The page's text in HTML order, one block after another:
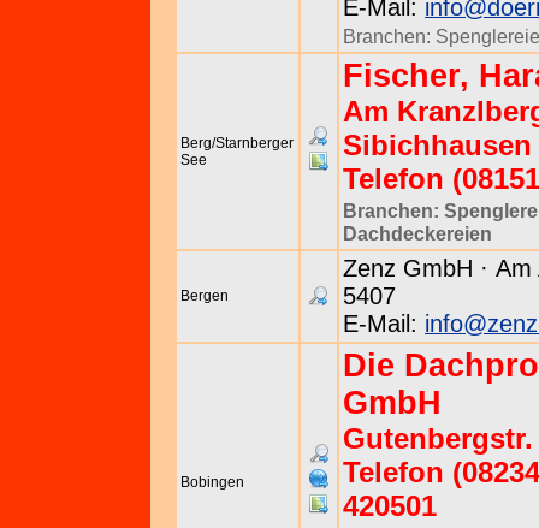
E-Mail:
Branchen:
Berg/Starnberger
See
Fischer,
Am
Sibichhausen
Telefon
Branchen:
Dachdeckereien
Bergen
Zenz GmbH ·
5407
E-Mail:
Bobingen
Die
GmbH
Gutenbergstr.
Telefon
420501